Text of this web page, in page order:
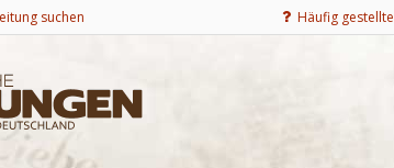
suchen Häufig